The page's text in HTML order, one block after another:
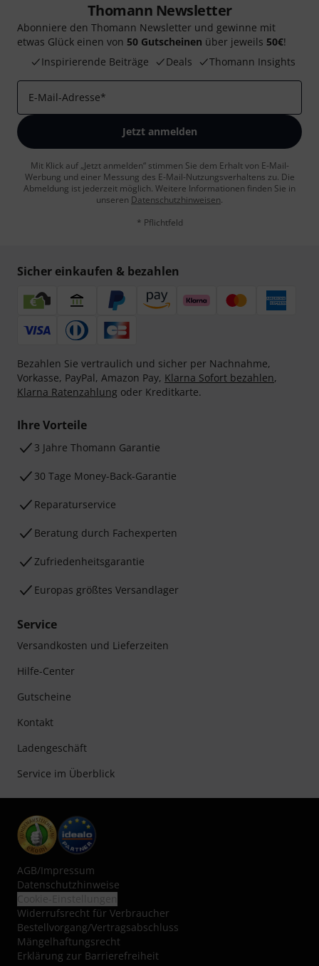
Thomann Newsletter
Abonniere den Thomann Newsletter und gewinne mit
etwas Glück einen von 50 Gutscheinen über jeweils 50€!
Inspirierende Beiträge
Deals Thomann Insights
E-Mail-Adresse*
Jetzt anmelden
Mit Klick auf „Jetzt anmelden“ stimmen Sie dem Erhalt von E-Mail-
Werbung und einer Messung des E-Mail-Nutzungsverhaltens zu. Die
Abmeldung ist jederzeit möglich. Weitere Informationen finden Sie in
unseren Datenschutzhinweisen.
* Pflichtfeld
Sicher einkaufen & bezahlen
Bezahlen Sie vertraulich und sicher per Nachnahme,
Vorkasse, PayPal, Amazon Pay, Klarna Sofort bezahlen,
Klarna Ratenzahlung oder Kreditkarte.
Ihre Vorteile
3 Jahre Thomann Garantie
30 Tage Money-Back-Garantie
Reparaturservice
Beratung durch Fachexperten
Zufriedenheitsgarantie
Europas größtes Versandlager
Service
Versandkosten und Lieferzeiten
Hilfe-Center
Gutscheine
Kontakt
Ladengeschäft
Service im Überblick
AGB/Impressum
Datenschutzhinweise
Widerrufsrecht für Verbraucher
Bestellvorgang/Vertragsabschluss
Mängelhaftungsrecht
Erklärung zur Barrierefreiheit